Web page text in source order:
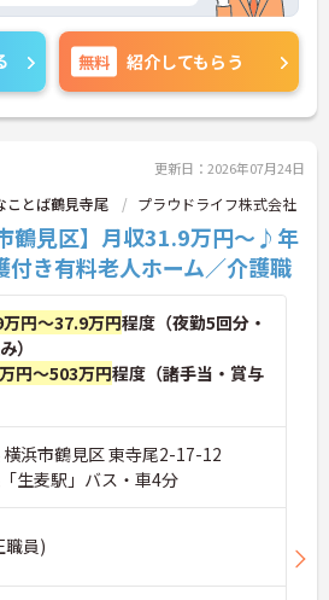
無料 紹介してもらう
更新日：2026年07月24日
ことば鶴見寺尾 プラウドライフ株式会社
鶴見区】月収31.9万円～♪年
き有料老人ホーム／介護職
円～37.9万円程度（夜勤5回分・
）
円～503万円程度（諸手当・賞与
浜市鶴見区 東寺尾2-17-12
生麦駅」バス・車4分
職員)